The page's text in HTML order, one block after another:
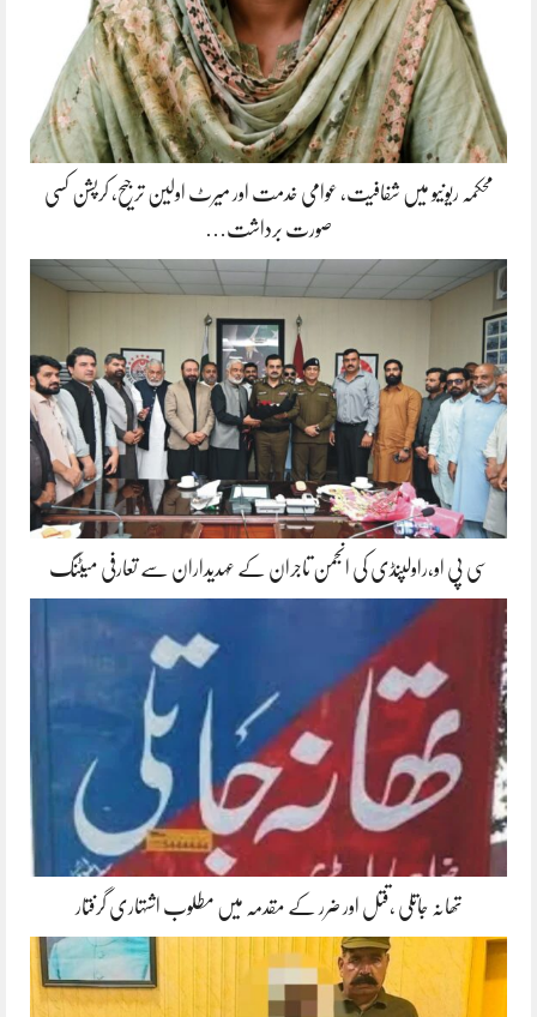
محکمہ ریونیو میں شفافیت، عوامی خدمت اور میرٹ اولین ترجیح، کرپشن کسی
صورت برداشت…
سی پی او،راولپنڈی کی انجمن تاجران کے عہدیداران سے تعارفی میٹنگ
تھانہ جاتلی ،قتل اور ضرر کے مقدمہ میں مطلوب اشتہاری گرفتار